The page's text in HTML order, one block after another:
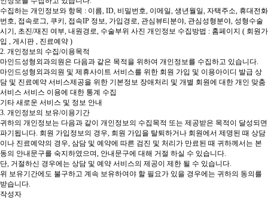
수집하는 개인정보와 항목 : 이름, ID, 비밀번호, 이메일, 생년월일, 자택주소, 휴대전화
번호, 접속로그, 쿠키, 접속IP 정보, 가입경로, 관심뷰티분야, 관심성형분야, 성형수술
시기, 초진/재진 여부, 내원경로, 수술부위 사진 개인정보 수집방법 : 홈페이지 ( 회원가
입 , 게시판 , 진료예약 )
2. 개인정보의 수집/이용목적
마인드성형외과의원은 다음과 같은 목적을 위하여 개인정보를 수집하고 있습니다.
마인드성형외과의원 및 제휴사이트 서비스를 위한 회원 가입 및 이용아이디 발급 상
담 및 진료예약 서비스제공을 위한 기본정보 장애처리 및 개별 회원에 대한 개인 맞춤
서비스 서비스 이용에 대한 통계 수집
기타 새로운 서비스 및 정보 안내
3. 개인정보의 보유/이용기간
귀하의 개인정보는 다음과 같이 개인정보의 수집목적 또는 제공받은 목적이 달성되면
파기됩니다. 회원 가입정보의 경우, 회원 가입을 탈퇴하거나 회원에서 제명된 때 상담
이나 진료예약의 경우, 삼담 및 예약에 따른 검진 및 처리가 만료된 때 귀하께서는 본
동의 안내문구를 숙지하였으며, 안내문구에 대해 거절 하실 수 있습니다.
단, 거절하신 경우에는 상담 및 예약 서비스의 제공이 제한 될 수 있습니다.
위 보유기간에도 불구하고 계속 보유하여야 할 필요가 있을 경우에는 귀하의 동의를
받습니다.
작성자